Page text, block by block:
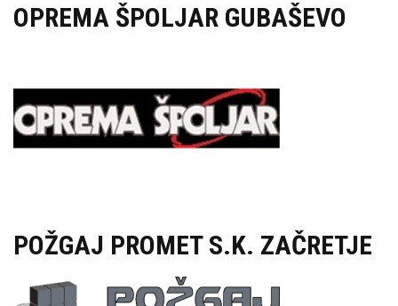
OPREMA ŠPOLJAR GUBAŠEVO
POŽGAJ PROMET S.K. ZAČRETJE